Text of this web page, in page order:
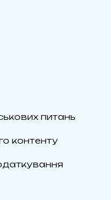
питань
контенту